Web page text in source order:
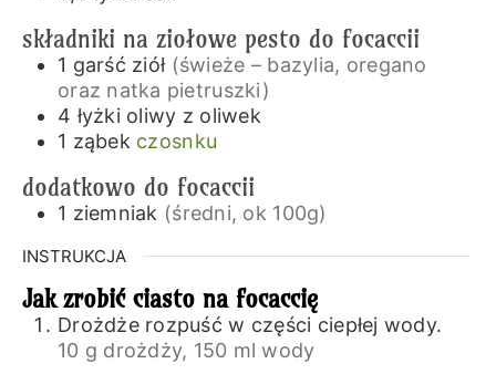
składniki na ziołowe pesto do focaccii
1 garść ziół (świeże – bazylia, oregano
oraz natka pietruszki)
4 łyżki oliwy z oliwek
1 ząbek czosnku
dodatkowo do focaccii
1 ziemniak (średni, ok 100g)
INSTRUKCJA
Jak zrobić ciasto na focaccię
Drożdże rozpuść w części ciepłej wody.
10 g drożdży, 150 ml wody